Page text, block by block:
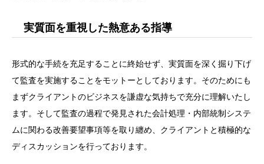
実質面を重視した熱意ある指導
形式的な手続を充足することに終始せず、実質面を深く掘り下げ
て監査を実施することをモットーとしております。そのためにも
まずクライアントのビジネスを謙虚な気持ちで充分に理解いたし
ます。そして監査の過程で発見された会計処理・内部統制システ
ムに関わる改善要望事項等を取り纏め、クライアントと積極的な
ディスカッションを行っております。